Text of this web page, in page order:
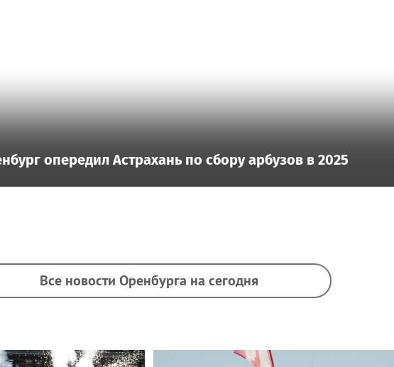
опередил Астрахань по сбору арбузов в 2025
Все новости Оренбурга на сегодня